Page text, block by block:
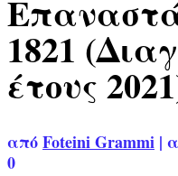
1821
έτους
απόFoteini Grammi |
0